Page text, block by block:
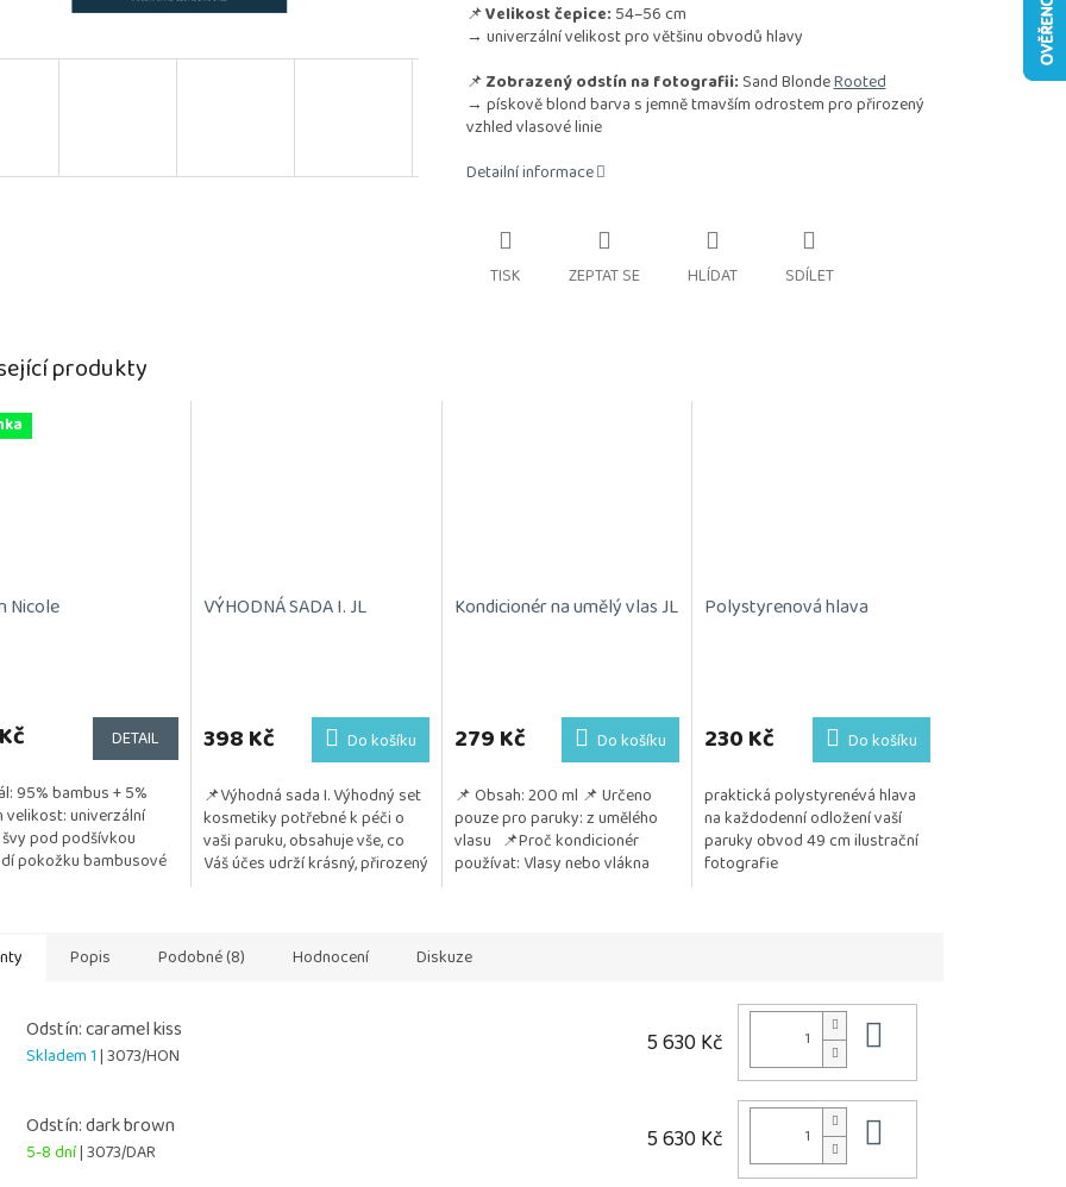
📌Velikost čepice: 54–56 cm
→ univerzální velikost pro většinu obvodů hlavy
📌Zobrazený odstín na fotografii: Sand BlondeRooted
→ pískově blond barva s jemně tmavším odrostem pro přirozený
vzhled vlasové linie
Detailní informace
TISK ZEPTAT SE HLÍDAT SDÍLET
produkty
Nicole
DETAIL
95% bambus + 5%
velikost: univerzální
pod podšívkou
pokožku bambusové
VÝHODNÁ SADA I. JL
398 Kč Do košíku
📌Výhodná sada I. Výhodný set
kosmetiky potřebné k péči o
vaši paruku, obsahuje vše, co
Váš účes udrží krásný, přirozený
Kondicionér na umělý vlas JL
produktu
je
z
5
hvězdiček.
279 Kč Do košíku
📌 Obsah: 200 ml 📌 Určeno
pouze pro paruky: z umělého
vlasu 📌Proč kondicionér
používat: Vlasy nebo vlákna
Polystyrenová hlava
230 Kč Do košíku
praktická polystyrenévá hlava
na každodenní odložení vaší
paruky obvod 49 cm ilustrační
fotografie
Popis Podobné (8) Hodnocení Diskuze
Odstín: caramel kiss
Skladem 1| 3073/HON 5 630 Kč
Odstín: dark brown
5-8 dní| 3073/DAR 5 630 Kč